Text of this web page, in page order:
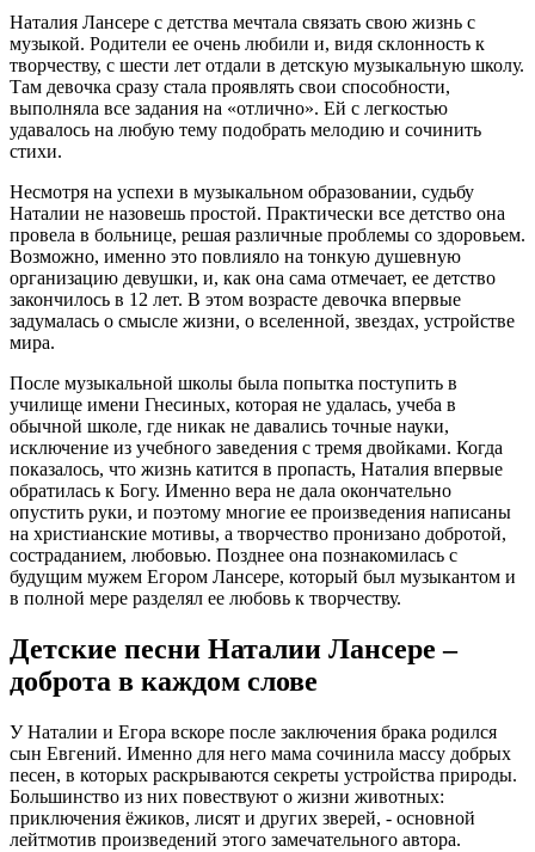
Наталия Лансере с детства мечтала связать свою жизнь с
музыкой. Родители ее очень любили и, видя склонность к
творчеству, с шести лет отдали в детскую музыкальную школу.
Там девочка сразу стала проявлять свои способности,
выполняла все задания на «отлично». Ей с легкостью
удавалось на любую тему подобрать мелодию и сочинить
стихи.
Несмотря на успехи в музыкальном образовании, судьбу
Наталии не назовешь простой. Практически все детство она
провела в больнице, решая различные проблемы со здоровьем.
Возможно, именно это повлияло на тонкую душевную
организацию девушки, и, как она сама отмечает, ее детство
закончилось в 12 лет. В этом возрасте девочка впервые
задумалась о смысле жизни, о вселенной, звездах, устройстве
мира.
После музыкальной школы была попытка поступить в
училище имени Гнесиных, которая не удалась, учеба в
обычной школе, где никак не давались точные науки,
исключение из учебного заведения с тремя двойками. Когда
показалось, что жизнь катится в пропасть, Наталия впервые
обратилась к Богу. Именно вера не дала окончательно
опустить руки, и поэтому многие ее произведения написаны
на христианские мотивы, а творчество пронизано добротой,
состраданием, любовью. Позднее она познакомилась с
будущим мужем Егором Лансере, который был музыкантом и
в полной мере разделял ее любовь к творчеству.
Детские песни Наталии Лансере –
доброта в каждом слове
У Наталии и Егора вскоре после заключения брака родился
сын Евгений. Именно для него мама сочинила массу добрых
песен, в которых раскрываются секреты устройства природы.
Большинство из них повествуют о жизни животных:
приключения ёжиков, лисят и других зверей, - основной
лейтмотив произведений этого замечательного автора.